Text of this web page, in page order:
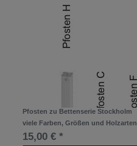
Pfosten zu Bettenserie Stockholm
viele Farben, Größen und Holzarten
15,00 € *